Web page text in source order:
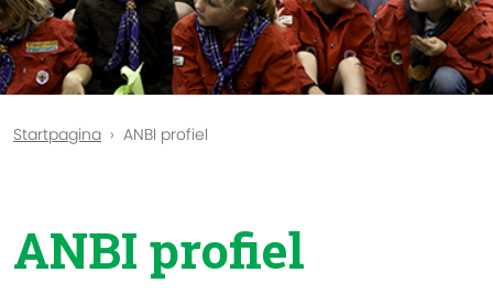
Startpagina ANBI profiel
ANBI profiel